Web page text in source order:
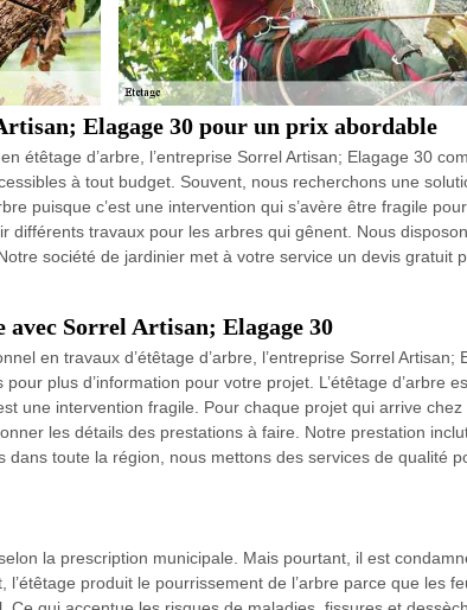
Elagage 30 pour un prix abordable
étêtage d’arbre, l’entreprise Sorrel Artisan; Elagage 30
à tout budget. Souvent, nous recherchons une
puisque c’est une intervention qui s’avère être fragile pour
différents travaux pour les arbres qui gênent. Nous
société de jardinier met à votre service un devis gratuit
avec Sorrel Artisan; Elagage 30
en travaux d’étêtage d’arbre, l’entreprise Sorrel Artisan;
plus d’information pour votre projet. L’étêtage d’arbre
une intervention fragile. Pour chaque projet qui arrive chez
les détails des prestations à faire. Notre prestation
dans toute la région, nous mettons des services de qualité
la prescription municipale. Mais pourtant, il est
l’étêtage produit le pourrissement de l’arbre parce que les